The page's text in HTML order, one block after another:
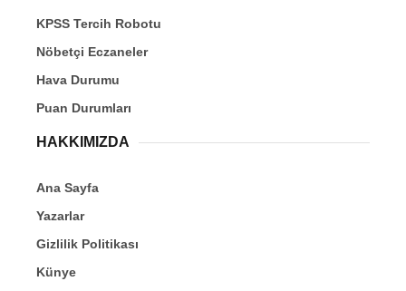
KPSS Tercih Robotu
Nöbetçi Eczaneler
Hava Durumu
Puan Durumları
HAKKIMIZDA
Ana Sayfa
Yazarlar
Gizlilik Politikası
Künye